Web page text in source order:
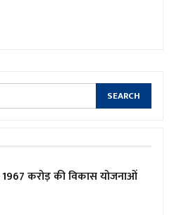
करोड़ की विकास योजनाओं